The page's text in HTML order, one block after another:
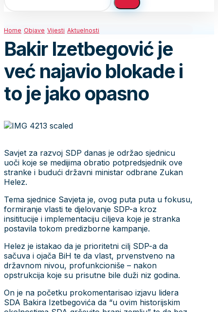
Home Objave Vijesti Aktuelnosti
Bakir Izetbegović je
već najavio blokade i
to je jako opasno
Savjet za razvoj SDP danas je održao sjednicu
uoči koje se medijima obratio potpredsjednik ove
stranke i budući državni ministar odbrane Zukan
Helez.
Tema sjednice Savjeta je, ovog puta puta u fokusu,
formiranje vlasti te djelovanje SDP-a kroz
insititucije i implementaciju ciljeva koje je stranka
postavila tokom predizborne kampanje.
Helez je istakao da je prioritetni cilj SDP-a da
sačuva i ojača BiH te da vlast, prvenstveno na
državnom nivou, profunkcioniše – nakon
opstrukcija koje su prisutne bile duži niz godina.
On je na početku prokomentarisao izjavu lidera
SDA Bakira Izetbegovića da “u ovim historijskim